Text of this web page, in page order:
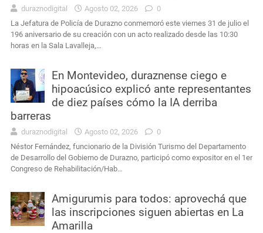
duraznodigital Agosto 02, 2026
0
La Jefatura de Policía de Durazno conmemoró este viernes 31 de julio el
196 aniversario de su creación con un acto realizado desde las 10:30
horas en la Sala Lavalleja,…
En Montevideo, duraznense ciego e
hipoacúsico explicó ante representantes
de diez países cómo la IA derriba
barreras
duraznodigital Agosto 02, 2026
0
Néstor Fernández, funcionario de la División Turismo del Departamento
de Desarrollo del Gobierno de Durazno, participó como expositor en el 1er
Congreso de Rehabilitación/Hab…
Amigurumis para todos: aprovechá que
las inscripciones siguen abiertas en La
Amarilla